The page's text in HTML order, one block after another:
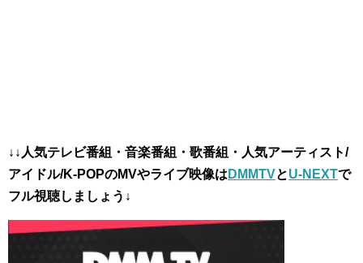
↓↓人気テレビ番組・音楽番組・歌番組・人気アーティスト/
アイドル/K-POPのMVやライブ映像は DMMTVとU-NEXTで
フル視聴しましょう↓